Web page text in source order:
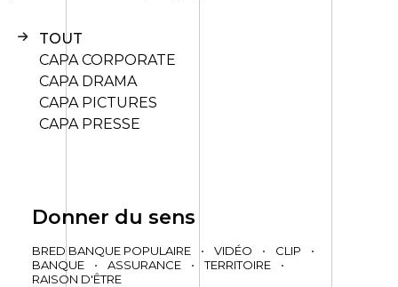
TOUT
CAPA CORPORATE
CAPA DRAMA
CAPA PICTURES
CAPA PRESSE
Donner du sens
BRED BANQUE POPULAIRE • VIDÉO • CLIP
•
BANQUE
• ASSURANCE • TERRITOIRE
•
RAISON D'ÊTRE